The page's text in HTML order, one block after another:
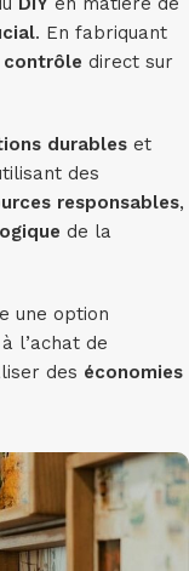
. En fabriquant
contrôle direct sur
durables et
des
responsables,
de la
une option
l’achat de
des économies